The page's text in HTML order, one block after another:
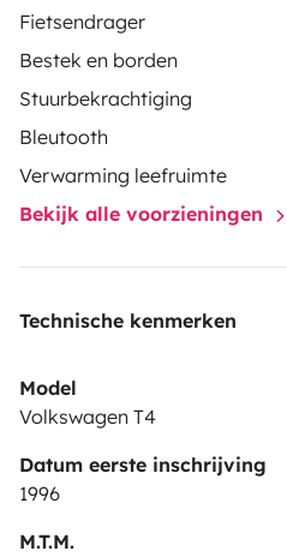
Fietsendrager
Bestek en borden
Stuurbekrachtiging
Bleutooth
Verwarming leefruimte
Bekijk alle voorzieningen
Technische kenmerken
Model
Volkswagen T4
Datum eerste inschrijving
1996
M.T.M.